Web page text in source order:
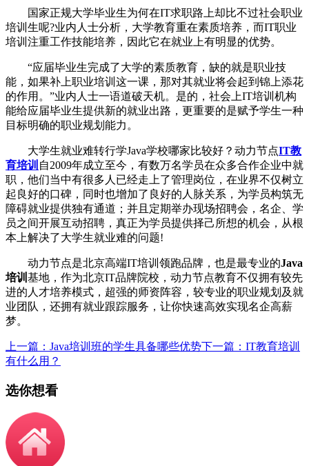
国家正规大学毕业生为何在IT求职路上却比不过社会职业
培训生呢?业内人士分析，大学教育重在素质培养，而IT职业
培训注重工作技能培养，因此它在就业上有明显的优势。
“应届毕业生完成了大学的素质教育，缺的就是职业技
能，如果补上职业培训这一课，那对其就业将会起到锦上添花
的作用。”业内人士一语道破天机。是的，社会上IT培训机构
能给应届毕业生提供新的就业出路，更重要的是赋予学生一种
目标明确的职业规划能力。
大学生就业难转行学Java学校哪家比较好？动力节点IT教
育培训 自2009年成立至今，有数万名学员在众多合作企业中就
职，他们当中有很多人已经走上了管理岗位，在业界不仅树立
起良好的口碑，同时也增加了良好的人脉关系，为学员构筑无
障碍就业提供独有通道；并且定期举办现场招聘会，名企、学
员之间开展互动招聘，真正为学员提供择己所想的机会，从根
本上解决了大学生就业难的问题!
动力节点是北京高端IT培训领跑品牌，也是最专业的Java
培训 基地，作为北京IT品牌院校，动力节点教育不仅拥有较先
进的人才培养模式，超强的师资阵容，较专业的职业规划及就
业团队，还拥有就业跟踪服务，让你快速高效实现名企高薪
梦。
上一篇：Java培训班的学生具备哪些优势下一篇：IT教育培训
有什么用？
选你想看